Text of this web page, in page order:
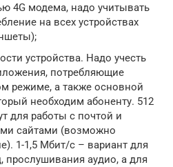
4G модема, надо учитывать
на всех устройствах
устройства. Надо учесть
потребляющие
режиме, а также основной
необходим абоненту. 512
для работы с почтой и
сайтами (возможно
1-1,5 Мбит/с – вариант для
прослушивания аудио, а для